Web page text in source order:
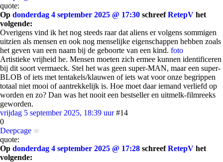
quote:
Op donderdag 4 september 2025 @ 17:30 schreefRetepV het
volgende:
Overigens vind ik het nog steeds raar dat aliens er volgens sommigen
uitzien als mensen en ook nog menselijke eigenschappen hebben zoals
het geven van een naam bij de geboorte van een kind. foto
Artistieke vrijheid he. Mensen moeten zich ermee kunnen identificeren
bij dit soort vermaeck. Stel het was geen super-MAN, maar een super-
BLOB of iets met tentakels/klauwen of iets wat voor onze begrippen
totaal niet mooi of aantrekkelijk is. Hoe moet daar iemand verliefd op
worden en zo? Dan was het nooit een bestseller en uitmelk-filmreeks
geworden.
vrijdag 5 september 2025, 18:39 uur #14
0
Deepcage
quote:
Op donderdag 4 september 2025 @ 17:28 schreefRetepV het
volgende: